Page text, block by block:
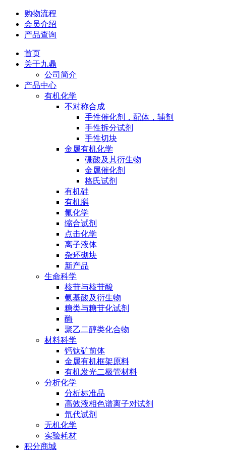
购物流程
会员介绍
产品查询
首页
关于九鼎
公司简介
产品中心
有机化学
不对称合成
手性催化剂，配体，辅剂
手性拆分试剂
手性切块
金属有机化学
硼酸及其衍生物
金属催化剂
格氏试剂
有机硅
有机膦
氟化学
缩合试剂
点击化学
离子液体
杂环砌块
新产品
生命科学
核苷与核苷酸
氨基酸及衍生物
糖类与糖苷化试剂
酶
聚乙二醇类化合物
材料科学
钙钛矿前体
金属有机框架原料
有机发光二极管材料
分析化学
分析标准品
高效液相色谱离子对试剂
氘代试剂
无机化学
实验耗材
积分商城